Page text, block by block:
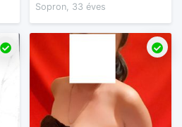
Sopron, 33 éves